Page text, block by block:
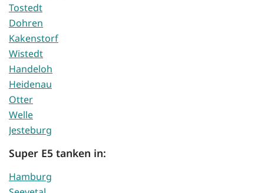
Tostedt
Dohren
Kakenstorf
Wistedt
Handeloh
Heidenau
Otter
Welle
Jesteburg
Super E5 tanken in:
Hamburg